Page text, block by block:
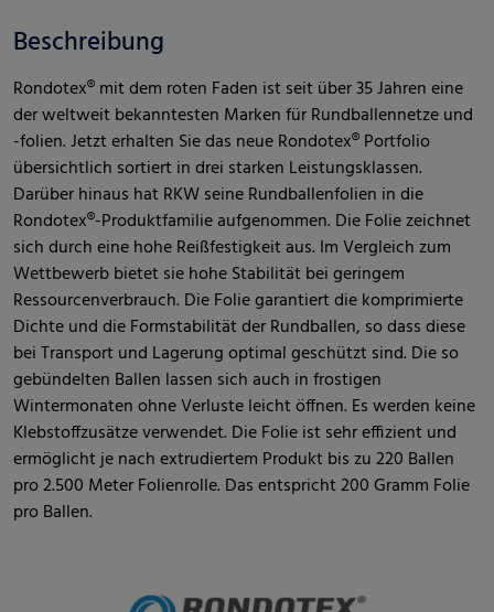
Beschreibung
Rondotex® mit dem roten Faden ist seit über 35 Jahren eine
der weltweit bekanntesten Marken für Rundballennetze und
-folien. Jetzt erhalten Sie das neue Rondotex® Portfolio
übersichtlich sortiert in drei starken Leistungsklassen.
Darüber hinaus hat RKW seine Rundballenfolien in die
Rondotex®-Produktfamilie aufgenommen. Die Folie zeichnet
sich durch eine hohe Reißfestigkeit aus. Im Vergleich zum
Wettbewerb bietet sie hohe Stabilität bei geringem
Ressourcenverbrauch. Die Folie garantiert die komprimierte
Dichte und die Formstabilität der Rundballen, so dass diese
bei Transport und Lagerung optimal geschützt sind. Die so
gebündelten Ballen lassen sich auch in frostigen
Wintermonaten ohne Verluste leicht öffnen. Es werden keine
Klebstoffzusätze verwendet. Die Folie ist sehr effizient und
ermöglicht je nach extrudiertem Produkt bis zu 220 Ballen
pro 2.500 Meter Folienrolle. Das entspricht 200 Gramm Folie
pro Ballen.